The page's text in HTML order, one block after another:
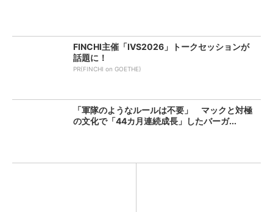
FINCHI主催「IVS2026」トークセッションが
話題に！
PR(FINCHI on GOETHE)
「軍隊のようなルールは不要」 マックと対極
の文化で「44カ月連続成長」したバーガ...